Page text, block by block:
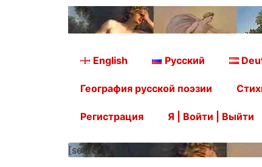
English Русский
География русской поэзии
Регистрация Я | Войти | Выйти
[searchform]